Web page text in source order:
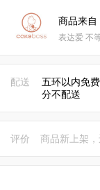
商品来自
表达爱 不
配送
五环以内免
分不配送
评价 商品新上架